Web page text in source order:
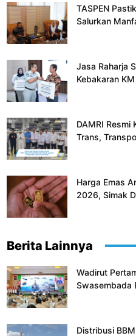
TASPEN
Salurkan
Jasa Raharja
Kebakaran
DAMRI Resmi
Trans,
Harga Emas
2026, Simak
Berita Lainnya
Wadirut
Swasembada
Distribusi